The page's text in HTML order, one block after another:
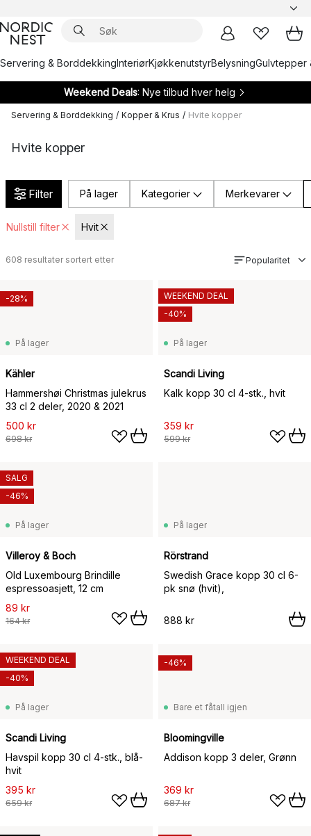
Servering & BorddekkingInteriørKjøkkenutstyrBelysningGulvtepper
Weekend Deals: Nye tilbud hver helg
Servering & Borddekking / Kopper & Krus / Hvite kopper
Hvite kopper
Filter På lager Kategorier Merkevarer
Nullstill filter Hvit
608 resultater sortert etter Popularitet
På lager
Kähler
Hammershøi Christmas julekrus
33 cl 2 deler, 2020 & 2021
500 kr
698 kr
-28%
På lager
Scandi Living
Kalk kopp 30 cl 4-stk., hvit
359 kr
599 kr
WEEKEND DEAL
-40%
På lager
Villeroy & Boch
Old Luxembourg Brindille
espressoasjett, 12 cm
89 kr
164 kr
SALG
-46%
På lager
Rörstrand
Swedish Grace kopp 30 cl 6-
pk snø (hvit),
888 kr
På lager
Scandi Living
Havspil kopp 30 cl 4-stk., blå-
hvit
395 kr
659 kr
WEEKEND DEAL
-40%
Bare et fåtall igjen
Bloomingville
Addison kopp 3 deler, Grønn
369 kr
687 kr
-46%